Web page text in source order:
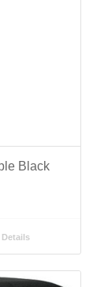
Black
Details